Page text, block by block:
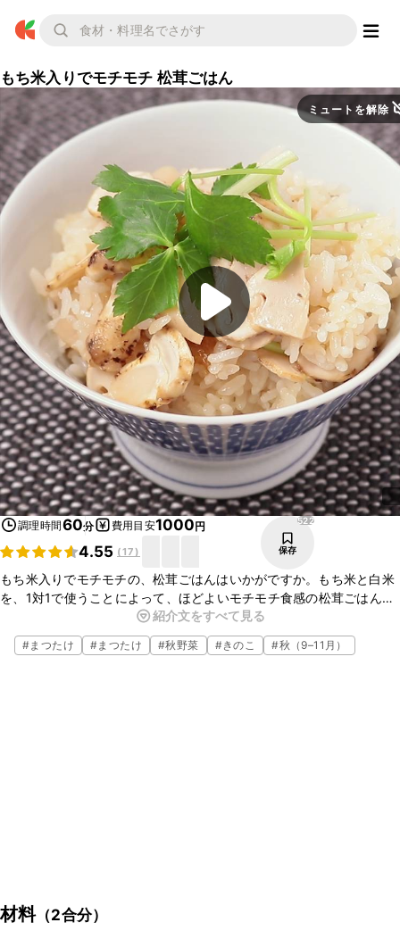
もち米入りでモチモチ 松茸ごはん
ミュートを解除
調理時間60分 費用目安1000円
4.55 (17)
522
保存
もち米入りでモチモチの、松茸ごはんはいかがですか。もち米と白米
を、1対1で使うことによって、ほどよいモチモチ食感の松茸ごはんに
仕上がります。松茸の旨味を吸ったごはんは、おかわりしたくなる美
味しさですよ。ぜひお試しください。
紹介文をすべて見る
#まつたけ #まつたけ #秋野菜 #きのこ #秋（9–11月）
材料（2合分）